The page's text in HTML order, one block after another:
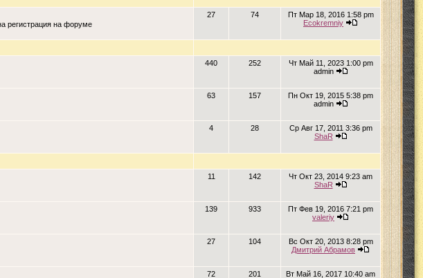
регистрация на форуме
27 74
Пт Мар 18, 2016 1:58 pm
Ecokremniy
440 252
Чт Май 11, 2023 1:00 pm
admin
63 157
Пн Окт 19, 2015 5:38 pm
admin
4 28
Ср Авг 17, 2011 3:36 pm
ShaR
11 142
Чт Окт 23, 2014 9:23 am
ShaR
139 933
Пт Фев 19, 2016 7:21 pm
valeriy
27 104
Вс Окт 20, 2013 8:28 pm
Дмитрий Абрамов
72 201 Вт Май 16, 2017 10:40 am